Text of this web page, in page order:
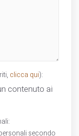
clicca qui):
contenuto ai
secondo